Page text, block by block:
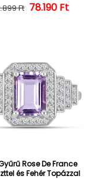
Normál ár
Ft 78.190 Ft
Rose De France
és Fehér Topázzal